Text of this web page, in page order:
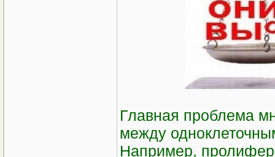
Главная проблема
между
Например,